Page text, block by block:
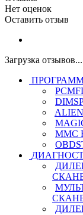
Нет оценок
Оставить отзыв
Загрузка отзывов...
MMC